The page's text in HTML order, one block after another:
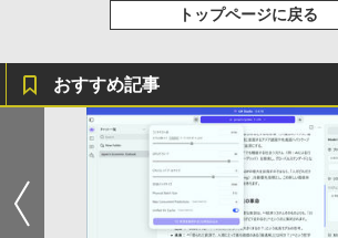
トップページに戻る
おすすめ記事